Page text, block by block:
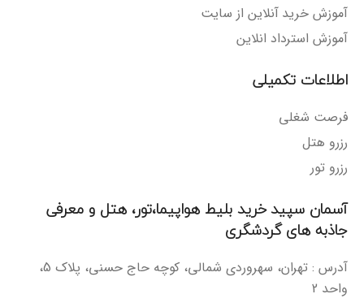
آموزش خرید آنلاین از سایت
آموزش استرداد انلاین
اطلاعات تکمیلی
فرصت شغلی
رزرو هتل
رزرو تور
آسمان سپید خرید بلیط هواپیما،تور، هتل و معرفی
جاذبه های گردشگری
آدرس : تهران، سهروردی شمالی، کوچه حاج حسنی، پلاک 5،
واحد 2